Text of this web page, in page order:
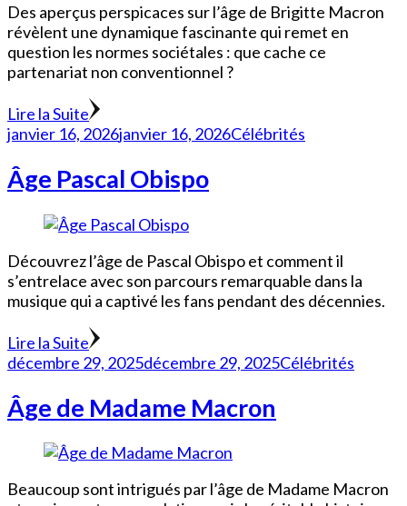
Des aperçus perspicaces sur l’âge de Brigitte Macron
révèlent une dynamique fascinante qui remet en
question les normes sociétales : que cache ce
partenariat non conventionnel ?
Lire la Suite
janvier 16, 2026janvier 16, 2026Célébrités
Âge Pascal Obispo
Découvrez l’âge de Pascal Obispo et comment il
s’entrelace avec son parcours remarquable dans la
musique qui a captivé les fans pendant des décennies.
Lire la Suite
décembre 29, 2025décembre 29, 2025Célébrités
Âge de Madame Macron
Beaucoup sont intrigués par l’âge de Madame Macron